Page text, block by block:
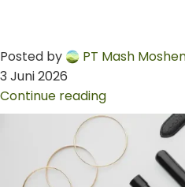
Posted by
PT Mash
3 Juni 2026
Continue reading